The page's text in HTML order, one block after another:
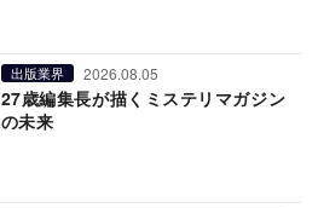
出版業界 2026.08.05
27歳編集長が描くミステリマガジン
の未来